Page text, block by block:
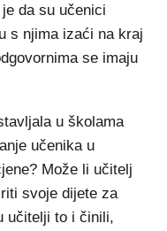
da su učenici
s njima izaći na kraj
se imaju
u školama
učenika u
Može li učitelj
svoje dijete za
učitelji to i činili,